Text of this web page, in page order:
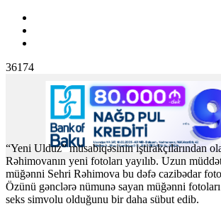
36174
“Yeni Ulduz” müsabiqəsinin iştirakçılarından
Rəhimovanın yeni fotoları yayılıb. Uzun
müğənni Sehri Rəhimova bu dəfə cazibədar
Özünü gənclərə nümunə sayan müğənni
seks simvolu olduğunu bir daha sübut edib.